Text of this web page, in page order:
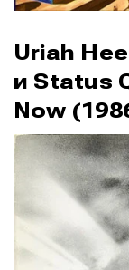
Uriah
и Status
Now